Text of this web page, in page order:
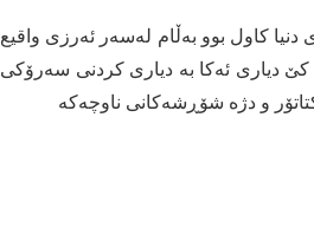
کاول بوو بەڵام لەسەر ئەرزی واقیع
دیاری ئەکا بە دیاری کردنی سەرۆکی
و دژە شۆڕشەکانی ناوچەکە